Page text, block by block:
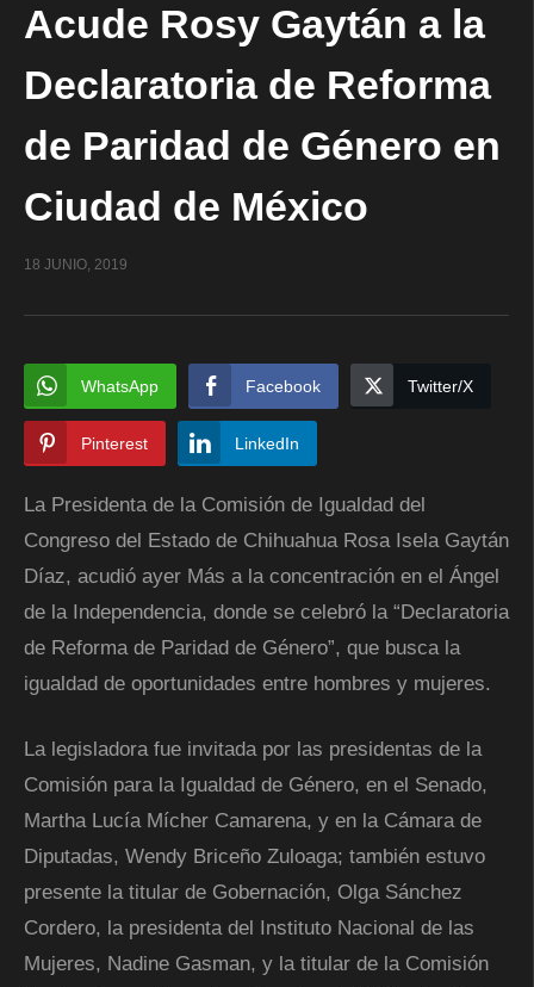
Acude Rosy Gaytán a la
Declaratoria de Reforma
de Paridad de Género en
Ciudad de México
18 JUNIO, 2019
WhatsApp Facebook Twitter/X
Pinterest LinkedIn
La Presidenta de la Comisión de Igualdad del
Congreso del Estado de Chihuahua Rosa Isela Gaytán
Díaz, acudió ayer Más a la concentración en el Ángel
de la Independencia, donde se celebró la “Declaratoria
de Reforma de Paridad de Género”, que busca la
igualdad de oportunidades entre hombres y mujeres.
La legisladora fue invitada por las presidentas de la
Comisión para la Igualdad de Género, en el Senado,
Martha Lucía Mícher Camarena, y en la Cámara de
Diputadas, Wendy Briceño Zuloaga; también estuvo
presente la titular de Gobernación, Olga Sánchez
Cordero, la presidenta del Instituto Nacional de las
Mujeres, Nadine Gasman, y la titular de la Comisión